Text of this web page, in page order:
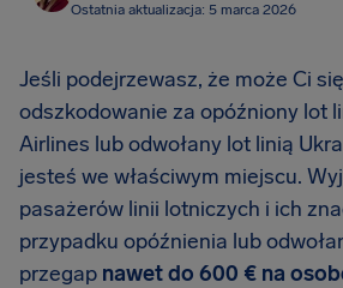
Ostatnia aktualizacja: 5 marca 2026
Jeśli podejrzewasz, że może Ci
odszkodowanie za opóźniony lot
Airlines lub odwołany lot linią
jesteś we właściwym miejscu.
pasażerów linii lotniczych i ich
przypadku opóźnienia lub
przegap nawet do 600 € na